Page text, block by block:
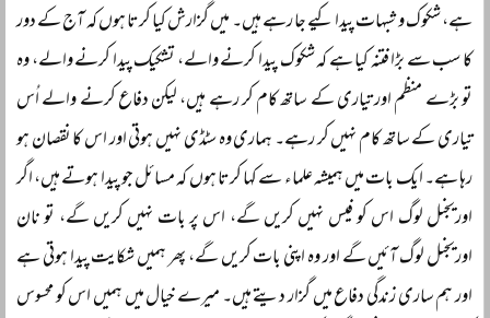
ہے، شکوک و شبہات پیدا کیے جا رہے ہیں۔ میں گزارش کیا کرتا ہوں کہ آج کے دور
کا سب سے بڑا فتنہ کیا ہے کہ شکوک پیدا کرنے والے، تشکیک پیدا کرنے والے، وہ
تو بڑے منظم اور تیاری کے ساتھ کام کر رہے ہیں، لیکن دفاع کرنے والے اُس
تیاری کے ساتھ کام نہیں کر رہے۔ ہماری وہ سٹڈی نہیں ہوتی اور اس کا نقصان ہو
رہا ہے۔ ایک بات میں ہمیشہ علماء سے کہا کرتا ہوں کہ مسائل جو پیدا ہوتے ہیں، اگر
اوریجنل لوگ اس کو فیس نہیں کریں گے، اس پر بات نہیں کریں گے، تو نان
اوریجنل لوگ آئیں گے اور وہ اپنی بات کریں گے، پھر ہمیں شکایت پیدا ہوتی ہے
اور ہم ساری زندگی دفاع میں گزار دیتے ہیں۔ میرے خیال میں ہمیں اس کو محسوس